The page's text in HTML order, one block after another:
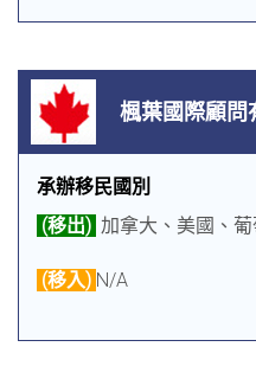
楓葉國際顧問
承辦移民國別
(移出) 加拿大、美國、葡
(移入) N/A